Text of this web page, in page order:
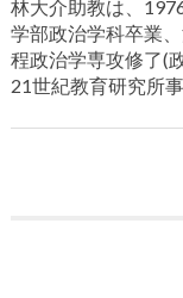
林大介助教は、
学部政治学科卒業
程政治学専攻修了(
21世紀教育研究所